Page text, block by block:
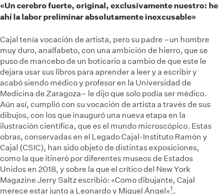
«Un cerebro fuerte, original, exclusivamente nuestro: he
ahí la labor preliminar absolutamente inexcusable»
Cajal tenía vocación de artista, pero su padre –un hombre
muy duro, analfabeto, con una ambición de hierro, que se
puso de mancebo de un boticario a cambio de que este le
dejara usar sus libros para aprender a leer y a escribir y
acabó siendo médico y profesor en la Universidad de
Medicina de Zaragoza– le dijo que solo podía ser médico.
Aún así, cumplió con su vocación de artista a través de sus
dibujos, con los que inauguró una nueva etapa en la
ilustración científica, que es el mundo microscópico. Estas
obras, conservadas en el Legado Cajal-Instituto Ramón y
Cajal (CSIC), han sido objeto de distintas exposiciones,
como la que itineró por diferentes museos de Estados
Unidos en 2018, y sobre la que el crítico del New York
Magazine Jerry Saltz escribió: «Como dibujante, Cajal
merece estar junto a Leonardo y Miguel Ángel»1.